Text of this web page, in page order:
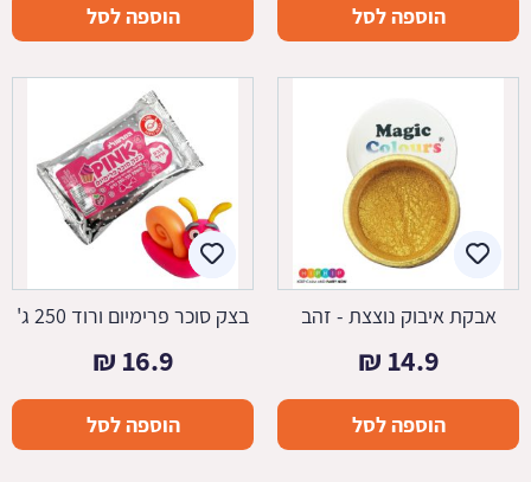
הוספה לסל הוספה לסל
אבקת איבוק נוצצת - זהב
14.9
₪
הוספה לסל
בצק סוכר פרימיום ורוד 250 ג'
16.9
₪
הוספה לסל